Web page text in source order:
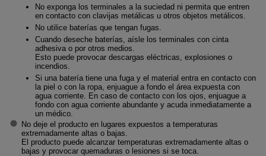
No exponga los terminales a la suciedad ni permita que entren
en contacto con clavijas metálicas u otros objetos metálicos.
No utilice baterías que tengan fugas.
Cuando deseche baterías, aísle los terminales con cinta
adhesiva o por otros medios.
Esto puede provocar descargas eléctricas, explosiones o
incendios.
Si una batería tiene una fuga y el material entra en contacto con
la piel o con la ropa, enjuague a fondo el área expuesta con
agua corriente. En caso de contacto con los ojos, enjuague a
fondo con agua corriente abundante y acuda inmediatamente a
un médico.
No deje el producto en lugares expuestos a temperaturas
extremadamente altas o bajas.
El producto puede alcanzar temperaturas extremadamente altas o
bajas y provocar quemaduras o lesiones si se toca.